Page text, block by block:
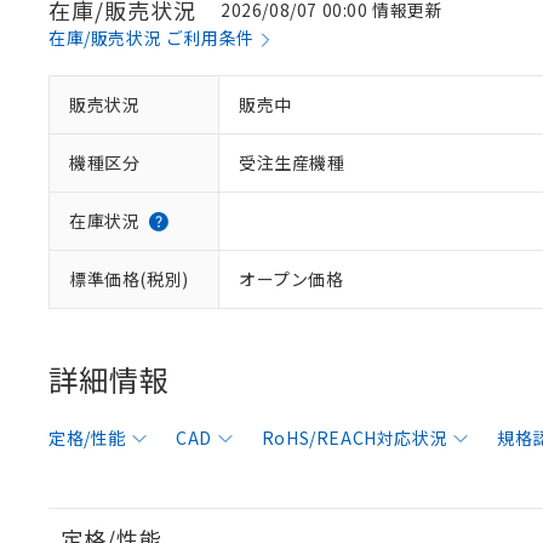
在庫/販売状況
2026/08/07 00:00 情報更新
在庫/販売状況 ご利用条件
販売状況 販売中
機種区分 受注生産機種
在庫状況
標準価格(税別) オープン価格
詳細情報
定格/性能 CAD RoHS/REACH対応状況 規格